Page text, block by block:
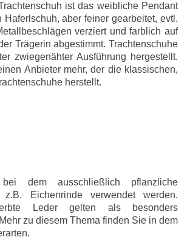
ist das weibliche Pendant
Haferlschuh, aber feiner gearbeitet, evtl.
verziert und farblich auf
Trägerin abgestimmt. Trachtenschuhe
zwiegenähter Ausführung hergestellt.
Anbieter mehr, der die klassischen,
herstellt.
bei dem ausschließlich pflanzliche
Eichenrinde verwendet werden.
Leder gelten als besonders
zu diesem Thema finden Sie in dem